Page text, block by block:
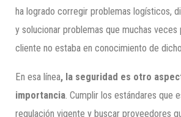
ha logrado corregir problemas logísticos,
y solucionar problemas que muchas veces
cliente no estaba en conocimiento de
En esa línea, la seguridad es otro
importancia . Cumplir los estándares que
regulación vigente y buscar proveedores